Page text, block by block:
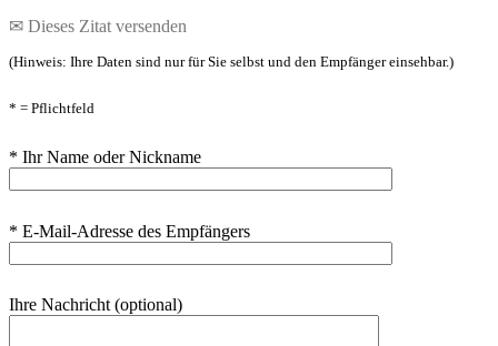
✉ Dieses Zitat versenden
(Hinweis: Ihre Daten sind nur für Sie selbst und den Empfänger einsehbar.)
* = Pflichtfeld
* Ihr Name oder Nickname
* E-Mail-Adresse des Empfängers
Ihre Nachricht (optional)